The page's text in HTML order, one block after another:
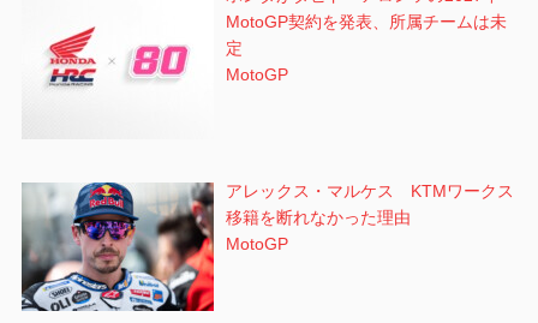
MotoGP契約を発表、所属チームは未
定
MotoGP
アレックス・マルケス KTMワークス
移籍を断れなかった理由
MotoGP